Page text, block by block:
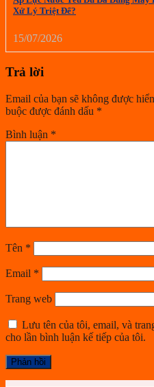
Xử Lý Triệt Để?
15/07/2026
Trả lời
Email của bạn sẽ không được
buộc được đánh dấu *
Bình luận *
Tên *
Email *
Trang web
Lưu tên của tôi, email, và
cho lần bình luận kế tiếp của tôi.